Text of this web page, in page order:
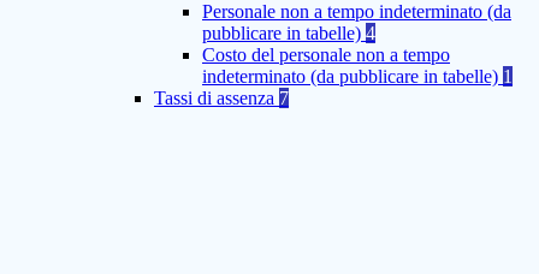
Personale non a tempo indeterminato (da
pubblicare in tabelle) 4
Costo del personale non a tempo
indeterminato (da pubblicare in tabelle) 1
Tassi di assenza 7